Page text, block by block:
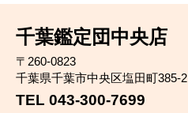
千葉鑑定団中央店
〒260-0823
千葉県千葉市中央区塩田町385-2
TEL 043-300-7699